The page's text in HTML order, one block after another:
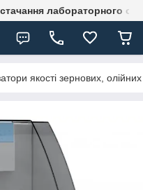
лабораторного
якості зернових,